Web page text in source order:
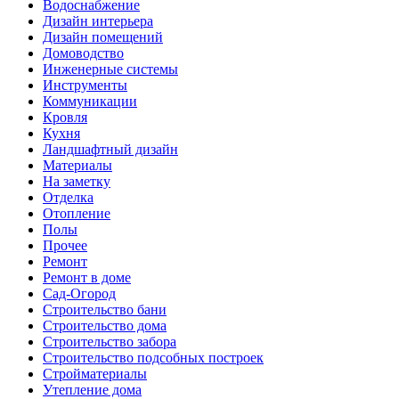
Водоснабжение
Дизайн интерьера
Дизайн помещений
Домоводство
Инженерные системы
Инструменты
Коммуникации
Кровля
Кухня
Ландшафтный дизайн
Материалы
На заметку
Отделка
Отопление
Полы
Прочее
Ремонт
Ремонт в доме
Сад-Огород
Строительство бани
Строительство дома
Строительство забора
Строительство подсобных построек
Стройматериалы
Утепление дома